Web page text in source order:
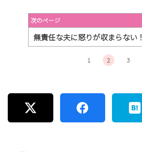
次のページ
無責任な夫に怒りが収まらない！
1 2 3